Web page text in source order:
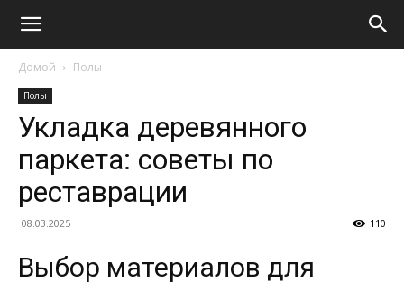
Домой Полы
Полы
Укладка деревянного
паркета: советы по
реставрации
08.03.2025 110
Выбор материалов для